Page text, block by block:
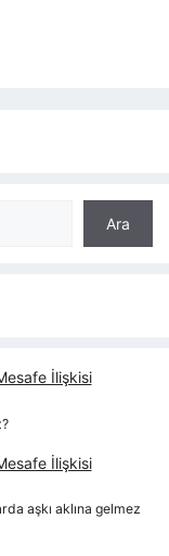
Ara
İlişkisi
İlişkisi
aşkı aklına gelmez